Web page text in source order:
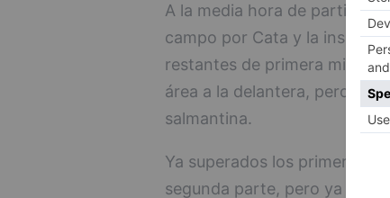
A la media hora de partido,
campo por Cata y la insular
restantes de primera mitad.
área a la delantera, pero
salmantina.
Ya superados los primeros
segunda parte, pero ya no